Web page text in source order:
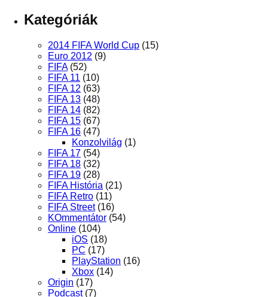
Kategóriák
2014 FIFA World Cup (15)
Euro 2012 (9)
FIFA(52)
FIFA 11 (10)
FIFA 12 (63)
FIFA 13 (48)
FIFA 14 (82)
FIFA 15 (67)
FIFA 16 (47)
Konzolvilág (1)
FIFA 17 (54)
FIFA 18 (32)
FIFA 19 (28)
FIFA História (21)
FIFA Retro (11)
FIFA Street(16)
KOmmentátor (54)
Online (104)
iOS (18)
PC (17)
PlayStation (16)
Xbox (14)
Origin (17)
Podcast(7)